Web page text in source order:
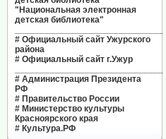
"Национальная электронная
детская библиотека"
# Официальный сайт Ужурского
района
# Официальный сайт г.Ужур
# Администрация Президента
РФ
# Правительство России
# Министерство культуры
Красноярского края
# Культура.РФ